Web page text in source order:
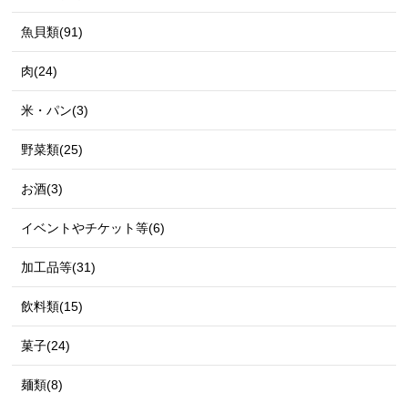
魚貝類(91)
肉(24)
米・パン(3)
野菜類(25)
お酒(3)
イベントやチケット等(6)
加工品等(31)
飲料類(15)
菓子(24)
麺類(8)